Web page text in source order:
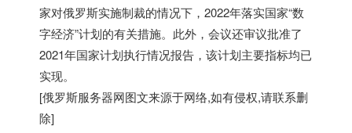
家对俄罗斯实施制裁的情况下，2022年落实国家“数
字经济”计划的有关措施。此外，会议还审议批准了
2021年国家计划执行情况报告，该计划主要指标均已
实现。
[俄罗斯服务器网图文来源于网络,如有侵权,请联系删
除]